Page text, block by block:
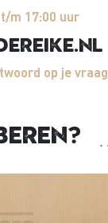
m 17:00 uur
op je vraag